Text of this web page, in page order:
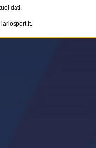
dati.
lariosport.it.